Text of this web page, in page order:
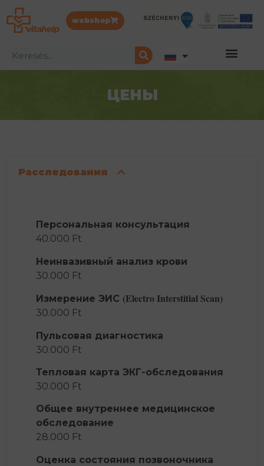
webshop
ЦЕНЫ
Расследования
Персональная консультация
40.000 Ft
Неинвазивный анализ крови
30.000 Ft
Измерение ЭИС (Electro Interstitial Scan)
30.000 Ft
Пульсовая диагностика
30.000 Ft
Тепловая карта ЭКГ-обследования
30.000 Ft
Общее внутреннее медицинское
обследование
28.000 Ft
Оценка состояния позвоночника